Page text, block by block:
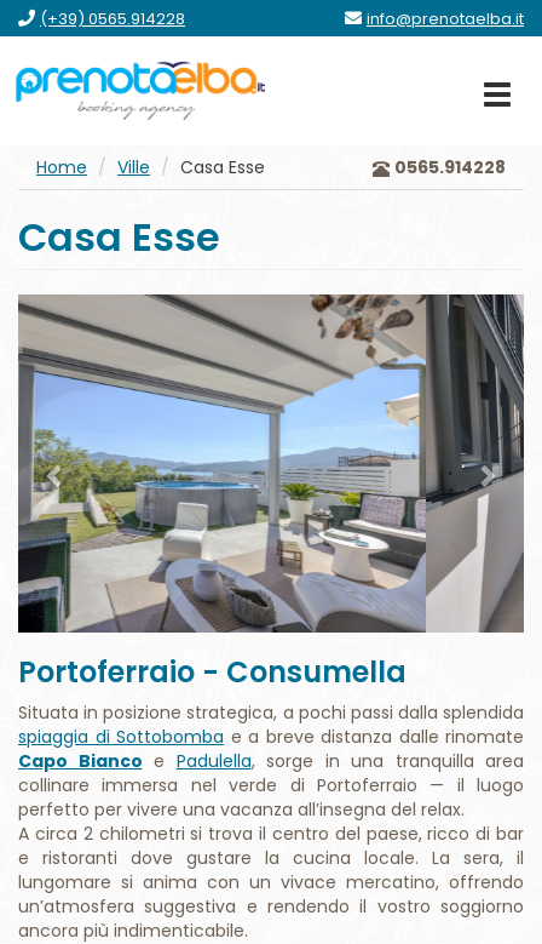
al
menu
al
contenuto
principale
al
form
al
footer
(+39) 0565.914228 info@prenotaelba.it
Home Ville Casa Esse 0565.914228
Casa Esse
Portoferraio - Consumella
Situata in posizione strategica, a pochi passi dalla splendida
spiaggia di Sottobomba e a breve distanza dalle rinomate
Capo Bianco e Padulella, sorge in una tranquilla area
collinare immersa nel verde di Portoferraio — il luogo
perfetto per vivere una vacanza all’insegna del relax.
A circa 2 chilometri si trova il centro del paese, ricco di bar
e ristoranti dove gustare la cucina locale. La sera, il
lungomare si anima con un vivace mercatino, offrendo
un’atmosfera suggestiva e rendendo il vostro soggiorno
ancora più indimenticabile.